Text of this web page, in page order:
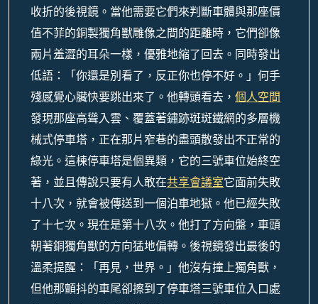
收折的後視鏡。當他需要它們來判斷車體與那座價
值不菲的銅製獨角獸雕像之間的距離時，它們卻像
兩片羞澀的耳朵一樣，優雅地縮了回去。同時發出
低語：「你還是別看了，反正你也停不好。」何手
殘感覺心臟快要跳出來了。他轉頭看去， 個人空間
發現那座高聳入雲、覆蓋著鏽跡斑斑鐵網的多層機
械式停車塔，正在那片窄巷的盡頭散發出不正常的
綠光。這棟停車塔是個異類，它的三號車位始終空
著，並且傳說只要有人敢在共享會議室它面前失敗
十八次，就會被傳送到一個泊車地獄。他已經失敗
了十七次。現在是第十八次。他打了方向盤，車頭
朝著銅獨角獸的方向猛地偏轉。後視鏡發出最後的
溫柔提醒：「再見，世界。」他沒有撞上獨角獸，
但他那顫抖的車尾卻擦到了停車塔三號車位入口處